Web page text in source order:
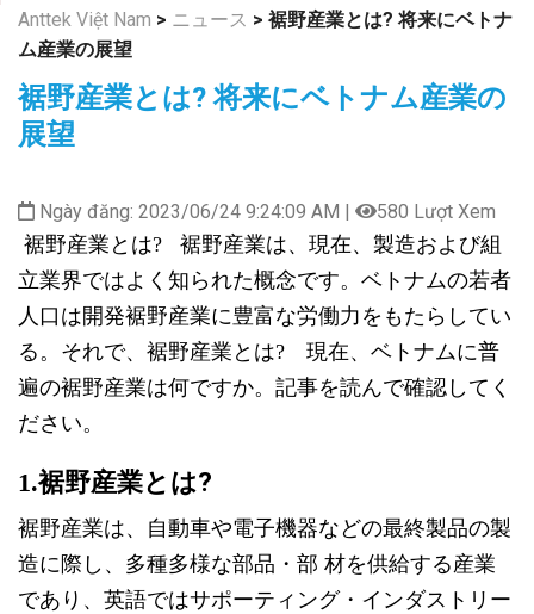
Anttek Việt Nam > ニュース > 裾野産業とは? 将来にベトナ
ム産業の展望
裾野産業とは? 将来にベトナム産業の
展望
Ngày đăng: 2023/06/24 9:24:09 AM | 580 Lượt Xem
裾野産業とは? 裾野産業は、現在、製造および組
立業界ではよく知られた概念です。ベトナムの若者
人口は開発裾野産業に豊富な労働力をもたらしてい
る。 それで、裾野産業とは? 現在、ベトナムに普
遍の裾野産業は何ですか。記事を読んで確認してく
ださい。
1.裾野産業とは?
裾野産業は、自動車や電子機器などの最終製品の製
造に際し、多種多様な部品・部 材を供給する産業
であり、英語ではサポーティング・インダストリー